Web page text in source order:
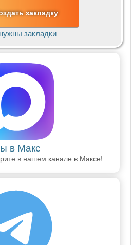
закладку
закладки
в Макс
в нашем канале в Максе!